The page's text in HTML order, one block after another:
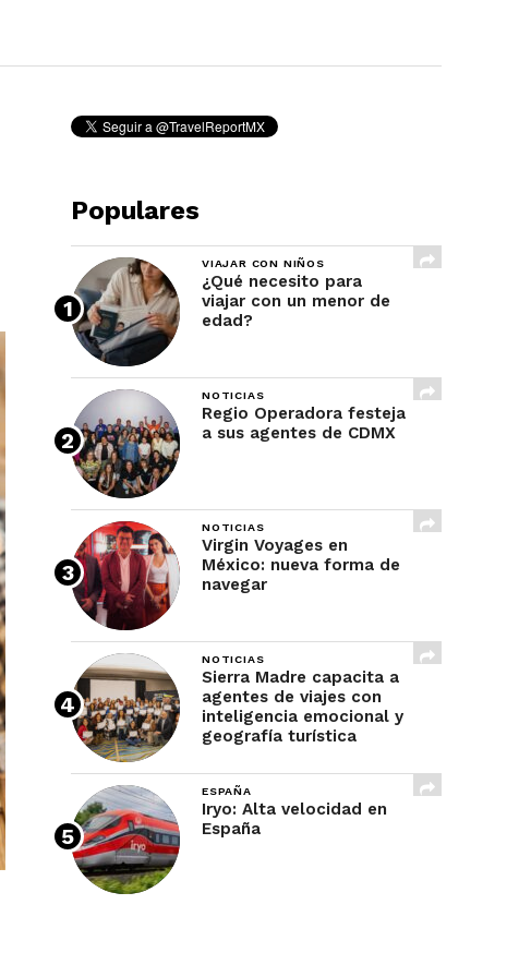
Populares
VIAJAR CON NIÑOS
¿Qué necesito para
viajar con un menor de
edad?
NOTICIAS
Regio Operadora festeja
a sus agentes de CDMX
NOTICIAS
Virgin Voyages en
México: nueva forma de
navegar
NOTICIAS
Sierra Madre capacita a
agentes de viajes con
inteligencia emocional y
geografía turística
ESPAÑA
Iryo: Alta velocidad en
España